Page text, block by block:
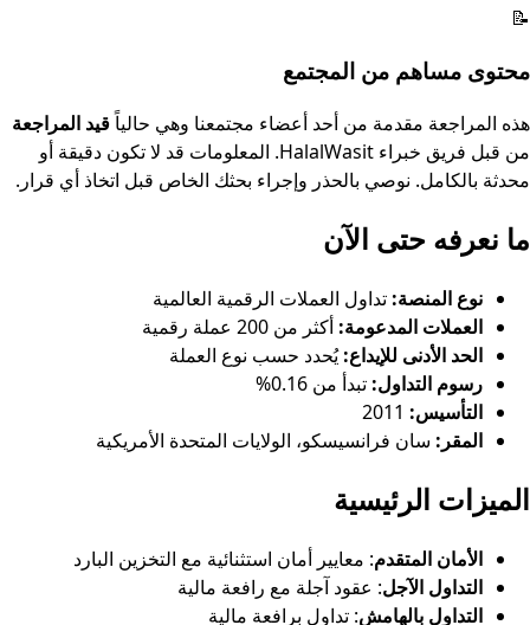
📝
محتوى مساهم من المجتمع
هذه المراجعة مقدمة من أحد أعضاء مجتمعنا وهي حالياًقيد المراجعة
من قبل فريق خبراء HalalWasit. المعلومات قد لا تكون دقيقة أو
محدثة بالكامل. نوصي بالحذر وإجراء بحثك الخاص قبل اتخاذ أي قرار.
ما نعرفه حتى الآن
نوع المنصة: تداول العملات الرقمية العالمية
العملات المدعومة: أكثر من 200 عملة رقمية
الحد الأدنى للإيداع:يُحدد حسب نوع العملة
رسوم التداول: تبدأ من 0.16%
التأسيس:
المقر: سان فرانسيسكو، الولايات المتحدة الأمريكية
الميزات الرئيسية
الأمان المتقدم: معايير أمان استثنائية مع التخزين البارد
التداول الآجل: عقود آجلة مع رافعة مالية
التداول بالهامش: تداول برافعة مالية